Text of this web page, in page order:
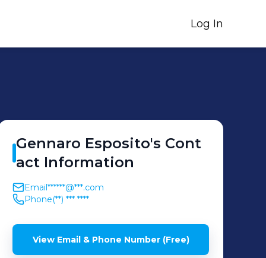
Log In
Gennaro Esposito's Cont
act Information
Email******@***.com
Phone(**) *** ****
View Email & Phone Number (Free)